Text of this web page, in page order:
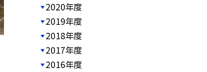
2020年度
2019年度
2018年度
2017年度
2016年度